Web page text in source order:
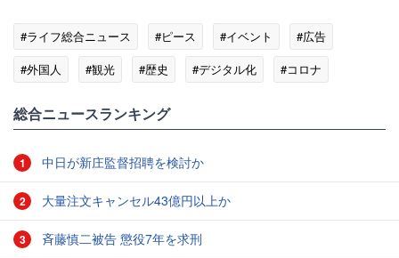
#ライフ総合ニュース #ピース #イベント
#広告
#外国人
#観光 #歴史 #デジタル化 #コロナ
総合ニュースランキング
1 中日が新庄監督招聘を検討か
2 大量注文キャンセル43億円以上か
3 斉藤慎二被告 懲役7年を求刑